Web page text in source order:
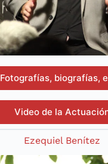
Fotografías, biografías,
Video de la
Ezequiel Benítez